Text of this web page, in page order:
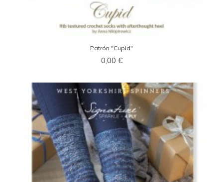
Patrón "Cupid"
0,00 €